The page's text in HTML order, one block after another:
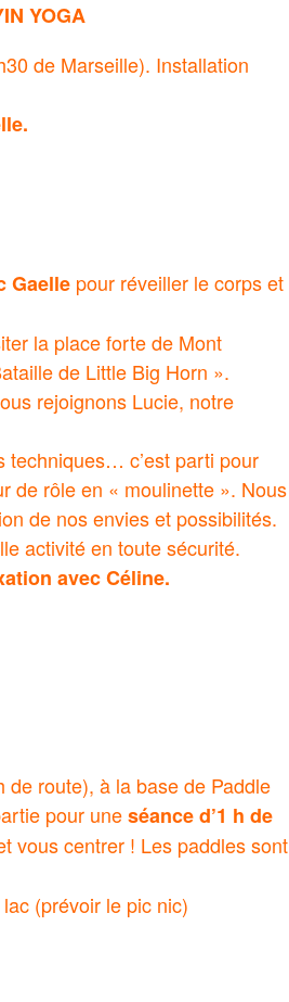
YOGA
de Marseille). Installation
Gaelle pour réveiller le corps et
la place forte de Mont
de Little Big Horn ».
rejoignons Lucie, notre
techniques… c’est parti pour
de rôle en « moulinette ». Nous
de nos envies et possibilités.
activité en toute sécurité.
avec Céline.
route), à la base de Paddle
pour uneséance d’1 h de
vous centrer ! Les paddles sont
(prévoir le pic nic)